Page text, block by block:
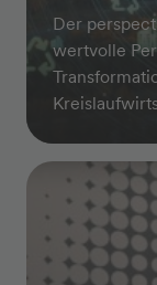
Der
wertvolle